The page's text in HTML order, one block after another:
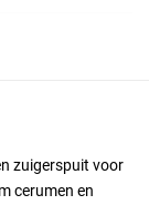
zuigerspuit voor
cerumen en